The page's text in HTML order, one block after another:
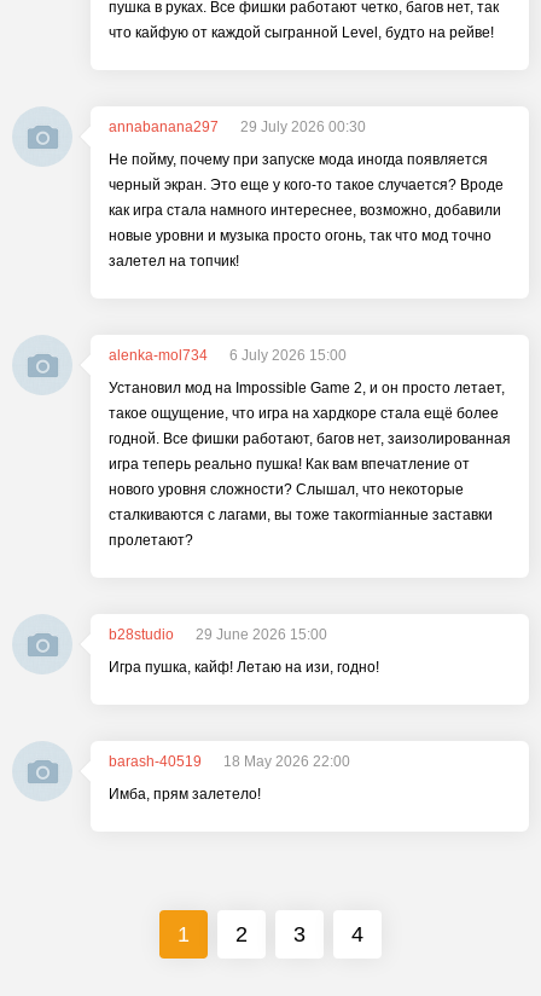
пушка в руках. Все фишки работают четко, багов нет, так
что кайфую от каждой сыгранной Level, будто на рейве!
annabanana297
29 July 2026 00:30
Не пойму, почему при запуске мода иногда появляется
черный экран. Это еще у кого-то такое случается? Вроде
как игра стала намного интереснее, возможно, добавили
новые уровни и музыка просто огонь, так что мод точно
залетел на топчик!
alenka-mol734
6 July 2026 15:00
Установил мод на Impossible Game 2, и он просто летает,
такое ощущение, что игра на хардкоре стала ещё более
годной. Все фишки работают, багов нет, заизолированная
игра теперь реально пушка! Как вам впечатление от
нового уровня сложности? Слышал, что некоторые
сталкиваются с лагами, вы тоже такormiанные заставки
пролетают?
b28studio
29 June 2026 15:00
Игра пушка, кайф! Летаю на изи, годно!
barash-40519
18 May 2026 22:00
Имба, прям залетело!
1 2 3 4